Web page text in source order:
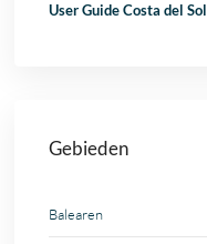
User Guide Costa del Sol
Gebieden
Balearen